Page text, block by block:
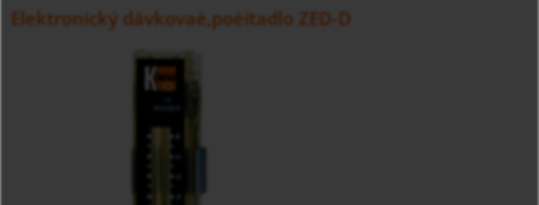
Elektronický dávkovaè,poèítadlo ZED-D